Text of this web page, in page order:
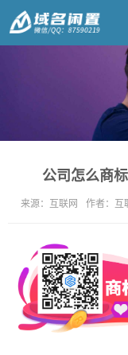
公司怎么商
来源： 互联网 作者： 互